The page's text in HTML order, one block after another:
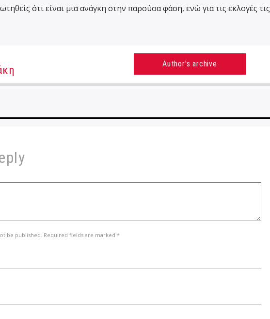
ότι είναι μια ανάγκη στην παρούσα φάση, ενώ για τις εκλογές τις
Author's archive
be published. Required fields are marked *